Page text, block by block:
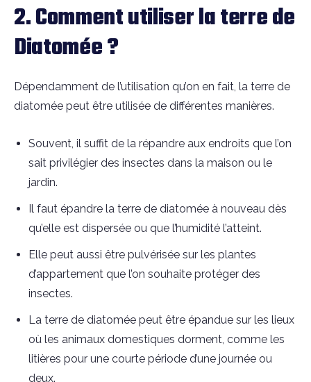
2. Comment utiliser la terre de
Diatomée ?
Dépendamment de l’utilisation qu’on en fait, la terre de
diatomée peut être utilisée de différentes manières.
Souvent, il suffit de la répandre aux endroits que l’on
sait privilégier des insectes dans la maison ou le
jardin.
Il faut épandre la terre de diatomée à nouveau dès
qu’elle est dispersée ou que l’humidité l’atteint.
Elle peut aussi être pulvérisée sur les plantes
d’appartement que l’on souhaite protéger des
insectes.
La terre de diatomée peut être épandue sur les lieux
où les animaux domestiques dorment, comme les
litières pour une courte période d’une journée ou
deux.